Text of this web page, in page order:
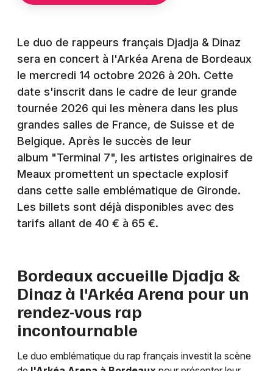
Sports
Soirées
Sorties famille
Expos
Sorties & loisirs
Rap en Gironde
Rap en Aquitaine
Newsletter des sorties
Artistes en tournée
Paris
Strasbourg
Toulouse
Toutes les villes
Le duo de rappeurs français Djadja & Dinaz
sera en concert à l'Arkéa Arena de Bordeaux
le mercredi 14 octobre 2026 à 20h. Cette
date s'inscrit dans le cadre de leur grande
tournée 2026 qui les mènera dans les plus
grandes salles de France, de Suisse et de
Belgique. Après le succès de leur
album "Terminal 7", les artistes originaires de
Meaux promettent un spectacle explosif
dans cette salle emblématique de Gironde.
Les billets sont déjà disponibles avec des
tarifs allant de 40 € à 65 €.
Bordeaux accueille Djadja &
Dinaz à l'Arkéa Arena pour un
rendez-vous rap
incontournable
Le duo emblématique du rap français investit la scène